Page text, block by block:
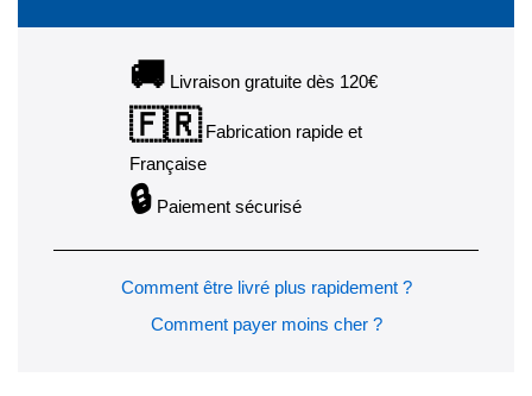
🚚 Livraison gratuite dès 120€
🇫🇷Fabrication rapide et
Française
🔒 Paiement sécurisé
Comment être livré plus rapidement ?
Comment payer moins cher ?